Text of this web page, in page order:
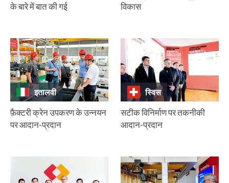
के बारे में बात की गई
विकास
इतालवी
फ़ैक्टरी क्रेन उपकरण के उन्नयन
पर आदान-प्रदान
स्विस
सटीक विनिर्माण पर तकनीकी
आदान-प्रदान